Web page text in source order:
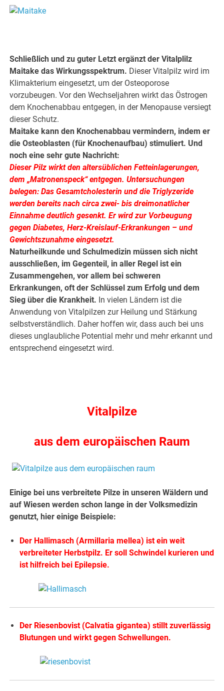
Schließlich und zu guter Letzt ergänzt der Vitalplilz
Maitake das Wirkungsspektrum. Dieser Vitalpilz wird im
Klimakterium eingesetzt, um der Osteoporose
vorzubeugen. Vor den Wechseljahren wirkt das Östrogen
dem Knochenabbau entgegen, in der Menopause versiegt
dieser Schutz.
Maitake kann den Knochenabbau vermindern, indem er
die Osteoblasten (für Knochenaufbau) stimuliert. Und
noch eine sehr gute Nachricht:
Dieser Pilz wirkt den altersüblichen Fetteinlagerungen,
dem „Matronenspeck“ entgegen. Untersuchungen
belegen: Das Gesamtcholesterin und die Triglyzeride
werden bereits nach circa zwei- bis dreimonatlicher
Einnahme deutlich gesenkt. Er wird zur Vorbeugung
gegen Diabetes, Herz-Kreislauf-Erkrankungen – und
Gewichtszunahme eingesetzt.
Naturheilkunde und Schulmedizin müssen sich nicht
ausschließen, im Gegenteil, in aller Regel ist ein
Zusammengehen, vor allem bei schweren
Erkrankungen, oft der Schlüssel zum Erfolg und dem
Sieg über die Krankheit. In vielen Ländern ist die
Anwendung von Vitalpilzen zur Heilung und Stärkung
selbstverständlich. Daher hoffen wir, dass auch bei uns
dieses unglaubliche Potential mehr und mehr erkannt und
entsprechend eingesetzt wird.
Vitalpilze
aus dem europäischen Raum
Einige bei uns verbreitete Pilze in unseren Wäldern und
auf Wiesen werden schon lange in der Volksmedizin
genutzt, hier einige Beispiele:
Der Hallimasch (Armillaria mellea) ist ein weit
verbreiteter Herbstpilz. Er soll Schwindel kurieren und
ist hilfreich bei Epilepsie.
Der Riesenbovist (Calvatia gigantea) stillt zuverlässig
Blutungen und wirkt gegen Schwellungen.